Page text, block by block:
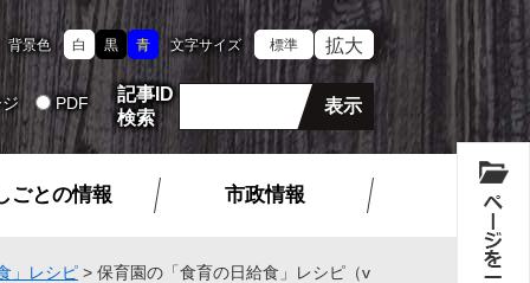
背景色 白 黒 青 文字サイズ 標準 拡大
PDF
記事ID
検索
ごとの情報 市政情報
」レシピ > 保育園の「食育の日給食」レシピ（v